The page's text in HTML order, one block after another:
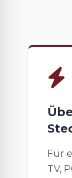
Für
TV,